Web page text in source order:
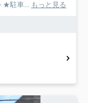
★駐車... もっと見る